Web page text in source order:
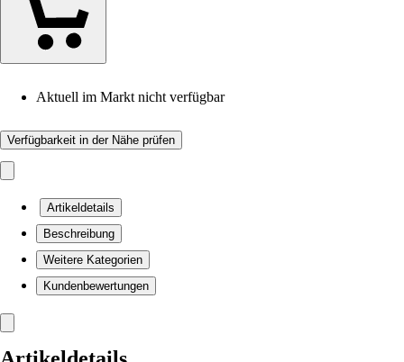
Aktuell im Markt nicht verfügbar
Verfügbarkeit in der Nähe prüfen
Artikeldetails
Beschreibung
Weitere Kategorien
Kundenbewertungen